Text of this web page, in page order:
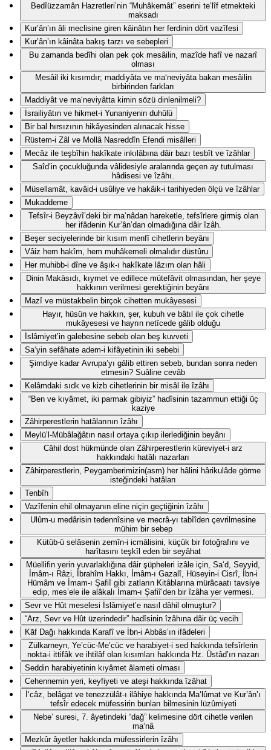
Bedîüzzamân Hazretleri’nin “Muhâkemât” eserini te’lîf etmekteki
maksadı
Kur’ân’ın âli meclisine giren kâinâtın her ferdinin dört vazîfesi
Kur’ân’ın kâinâta bakış tarzı ve sebepleri
Bu zamanda bedîhi olan pek çok mesâilin, mazîde hafî ve nazarî
olması
Mesâil iki kısımdır; maddiyâta ve ma‘neviyâta bakan mesâilin
birbirinden farkları
Maddiyât ve ma‘neviyâtta kimin sözü dinlenilmeli?
İsrailiyâtın ve hikmet-i Yunaniyenin duhûlü
Bir bal hırsızının hikâyesinden alınacak hisse
Rüstem-i Zâl ve Mollâ Nasreddîn Efendi misâlleri
Mecâz ile teşbîhin hakîkate inkılâbına dâir bazı tesbît ve îzâhlar
Saîd’in çocukluğunda vâlidesiyle aralarında geçen ay tutulması
hâdisesi ve îzâhı.
Müsellamât, kavâid-i usûliye ve hakâik-i tarihiyeden ölçü ve îzâhlar
Mukaddeme
Tefsîr-i Beyzâvî’deki bir ma‘nâdan hareketle, tefsîrlere girmiş olan
her ifâdenin Kur’ân’dan olmadığına dâir îzâh.
Beşer seciyelerinde bir kısım menfî cihetlerin beyânı
Vâiz hem hakîm, hem muhâkemeli olmalıdır düstûru
Her muhibb-i dîne ve âşık-ı hakîkate lâzım olan hâli
Dinin Makāsıdı, kıymet ve edillece mütefâvit olmasından, her şeye
hakkının verilmesi gerektiğinin beyânı
Mazî ve müstakbelin birçok cihetten mukâyesesi
Hayır, hüsün ve hakkın, şer, kubuh ve bâtıl ile çok cihetle
mukâyesesi ve hayrın netîcede gālib olduğu
İslâmiyet’in galebesine sebeb olan beş kuvveti
Sa‘yin sefâhate adem-i kifâyetinin iki sebebi
Şimdiye kadar Avrupa’yı gālib ettiren sebeb, bundan sonra neden
etmesin? Suâline cevâb
Kelâmdaki sıdk ve kizb cihetlerinin bir misâl ile îzâhı
“Ben ve kıyâmet, iki parmak gibiyiz” hadîsinin tazammun ettiği üç
kaziye
Zâhirperestlerin hatâlarının îzâhı
Meylü’l-Mübâlağâtın nasıl ortaya çıkıp ilerlediğinin beyânı
Câhil dost hükmünde olan Zâhirperestlerin küreviyet-i arz
hakkındaki hatâlı nazarları
Zâhirperestlerin, Peygamberimizin(asm) her hâlini hârikulâde görme
isteğindeki hatâları
Tenbîh
Vazîfenin ehil olmayanın eline niçin geçtiğinin îzâhı
Ulûm-u medârisin tedennîsine ve mecrâ-yı tabîîden çevrilmesine
mühim bir sebep
Kütüb-ü selâsenin zemîn-i icmâlisini, küçük bir fotoğrafını ve
harîtasını teşkîl eden bir seyâhat
Müellifin yerin yuvarlaklığına dâir şüpheleri izâle için, Sa‘d, Seyyid,
İmâm-ı Râzi, İbrahîm Hakkı, İmâm-ı Gazalî, Hüseyin-i Cisrî, İbn-i
Hümâm ve İmam-ı Şafiî gibi zatların Kitâblarına mürâcaatı tavsiye
edip, mes’ele ile alâkalı İmam-ı Şafiî’den bir îzâha yer vermesi.
Sevr ve Hût meselesi İslâmiyet’e nasıl dâhil olmuştur?
“Arz, Sevr ve Hût üzerindedir” hadîsinin îzâhına dâir üç vecih
Kāf Dağı hakkında Karafî ve İbn-i Abbâs’ın ifâdeleri
Zülkarneyn, Ye’cüc-Me’cüc ve harabiyet-i sed hakkında tefsîrlerin
nokta-i ittifâk ve ihtilâf olan kısımları hakkında Hz. Üstâd’ın nazarı
Seddin harabiyetinin kıyâmet âlameti olması
Cehennemin yeri, keyfiyeti ve ateşi hakkında îzâhat
İ‘câz, belâgat ve tenezzülât-ı ilâhiye hakkında Ma‘lûmat ve Kur’ân’ı
tefsîr edecek müfessirin bunları bilmesinin lüzûmiyeti
Nebe’ suresi, 7. âyetindeki “dağ” kelimesine dört cihetle verilen
ma‘nâ
Mezkûr âyetler hakkında müfessirlerin îzâhı